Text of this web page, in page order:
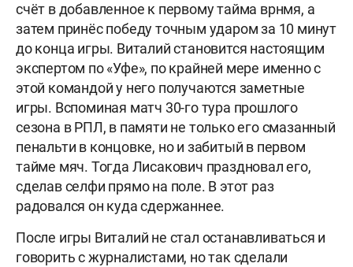
счёт в добавленное к первому тайма врнмя, а
затем принёс победу точным ударом за 10 минут
до конца игры. Виталий становится настоящим
экспертом по «Уфе», по крайней мере именно с
этой командой у него получаются заметные
игры. Вспоминая матч 30-го тура прошлого
сезона в РПЛ, в памяти не только его смазанный
пенальти в концовке, но и забитый в первом
тайме мяч. Тогда Лисакович праздновал его,
сделав селфи прямо на поле. В этот раз
радовался он куда сдержаннее.
После игры Виталий не стал останавливаться и
говорить с журналистами, но так сделали